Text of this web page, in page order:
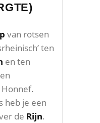
van rotsen
ten
en ten
Honnef.
heb je een
de Rijn.